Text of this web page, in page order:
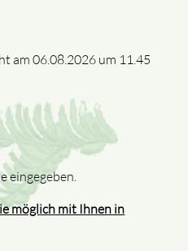
am 06.08.2026 um 11.45
eingegeben.
möglich mit Ihnen in